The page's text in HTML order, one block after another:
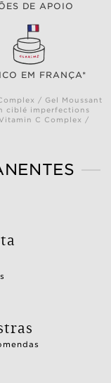
DE APOIO
EM FRANÇA*
/ Gel Moussant
ciblé imperfections
C Complex /